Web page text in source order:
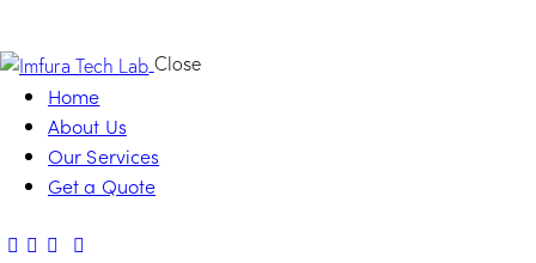
Close
Home
About Us
Our Services
Get a Quote